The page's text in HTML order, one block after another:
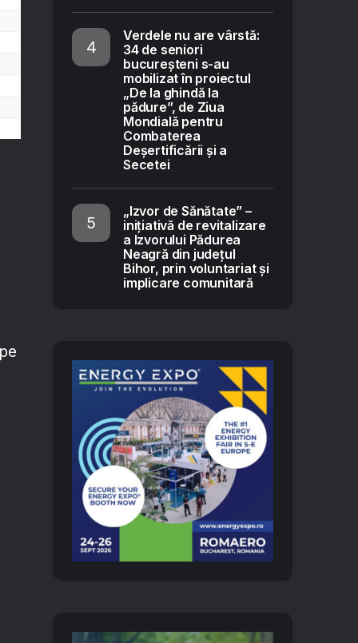
Verdele nu are vârstă:
34 de seniori
bucureșteni s-au
mobilizat în proiectul
„De la ghindă la
pădure”, de Ziua
Mondială pentru
Combaterea
Deșertificării și a
Secetei
„Izvor de Sănătate” –
inițiativă de revitalizare
a Izvorului Pădurea
Neagră din județul
Bihor, prin voluntariat și
implicare comunitară